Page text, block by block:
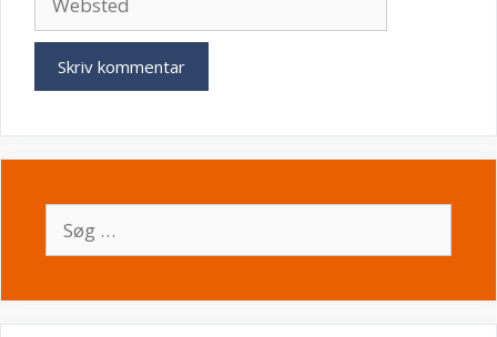
efter: